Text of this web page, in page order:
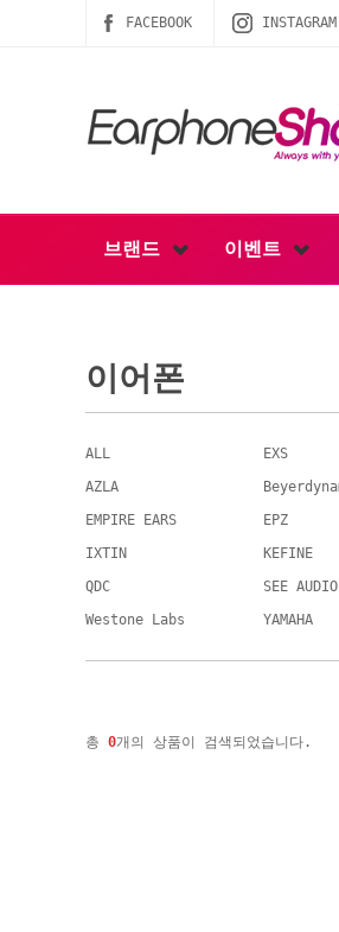
FACEBOOK INSTAGRAM
브랜드 이벤트
이어폰
ALL EXS
AZLA
EMPIRE EARS
EPZ
IXTIN
KEFINE
QDC
SEE AUDIO
Westone Labs
YAMAHA
총 0개의 상품이 검색되었습니다.